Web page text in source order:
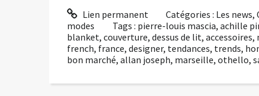
Lien permanent Catégories : Les news,
modes
Tags : pierre-louis mascia, achille
blanket, couverture, dessus de lit, accessoires,
french, france, designer, tendances, trends,
bon marché, allan joseph, marseille, othello,